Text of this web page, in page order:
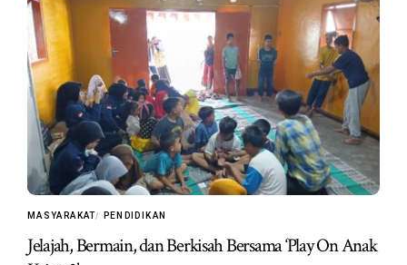
MASYARAKAT PENDIDIKAN
Jelajah, Bermain, dan Berkisah Bersama ‘Play On Anak